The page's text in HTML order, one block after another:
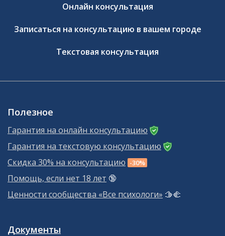
Онлайн консультация
Записаться на консультацию в вашем городе
Текстовая консультация
Полезное
Гарантия на онлайн консультацию
Гарантия на текстовую консультацию
Скидка 30% на консультацию -30%
Помощь, если нет 18 лет 🔞
Ценности сообщества «Все психологи» 🫱‍🫲
Документы